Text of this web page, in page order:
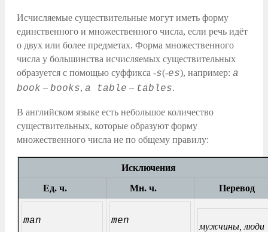
Исчисляемые существительные могут иметь форму
единственного и множественного числа, если речь идёт
о двух или более предметах. Форма множественного
числа у большинства исчисляемых существительных
образуется с помощью суффикса -s(-es), например: a
book – books, a table – tables.
В английском языке есть небольшое количество
существительных, которые образуют форму
множественного числа не по общему правилу:
Исключения
Ед. ч.
Мн. ч.
man men
мужчины,